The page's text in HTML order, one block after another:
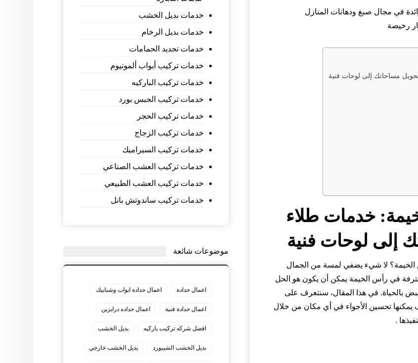
في مجال صبغ ودهانات المنازل
رخيصة
مساحاتك إلى لوحات فنية
خدمات طلاء
إلى لوحات فنية
لا شيء يضفي لمسة من الجمال
في رأس الخيمة يمكن أن يكون هو الحل
بالحياة. في هذا المقال، سنتعرف على
تحسين الأجواء في أي مكان من خلال
.
خدمات بديل الخشب
خدمات بديل الرخام
خدمات تجديد الحمامات
خدمات تركيب أبواب ألمونيوم
خدمات تركيب الباركيه
خدمات تركيب الجبس بورد
خدمات تركيب الحجر
خدمات تركيب الزجاج
خدمات تركيب السيراميك
خدمات تركيب العشب الصناعي
خدمات تركيب العشب الطبيعي
خدمات تركيب ساندوتش بانل
موضوعات شائعة
اعمال حدادة اعمال حدادة ابواب وشبابيك
اعمال حدادة فنية اعمال حداده درابزين
افضل شركه تركيب باركيه بديل الخشب
بديل الخشب الشيبورد بديل الخشب خارجي